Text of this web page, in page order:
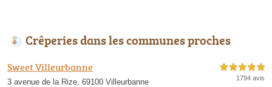
Crêperies dans les communes proches
Sweet Villeurbanne
3 avenue de la Rize, 69100 Villeurbanne
5,0 étoiles sur 5
1794 avis